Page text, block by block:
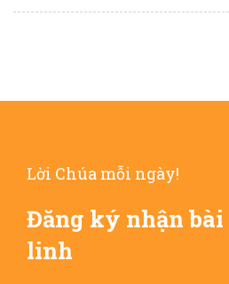
Lời Chúa mỗi ngày!
Đăng ký nhận bài
linh